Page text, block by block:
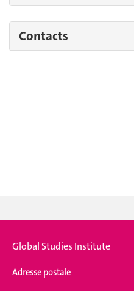
Contacts
Global Studies Institute
Adresse postale